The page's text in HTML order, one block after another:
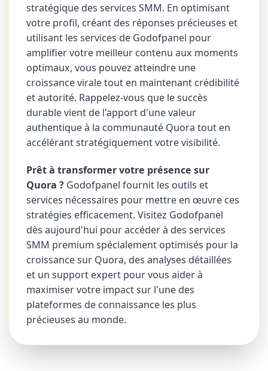
stratégique des services SMM. En optimisant
votre profil, créant des réponses précieuses et
utilisant les services de Godofpanel pour
amplifier votre meilleur contenu aux moments
optimaux, vous pouvez atteindre une
croissance virale tout en maintenant crédibilité
et autorité. Rappelez-vous que le succès
durable vient de l'apport d'une valeur
authentique à la communauté Quora tout en
accélérant stratégiquement votre visibilité.
Prêt à transformer votre présence sur
Quora ? Godofpanel fournit les outils et
services nécessaires pour mettre en œuvre ces
stratégies efficacement. Visitez Godofpanel
dès aujourd'hui pour accéder à des services
SMM premium spécialement optimisés pour la
croissance sur Quora, des analyses détaillées
et un support expert pour vous aider à
maximiser votre impact sur l'une des
plateformes de connaissance les plus
précieuses au monde.